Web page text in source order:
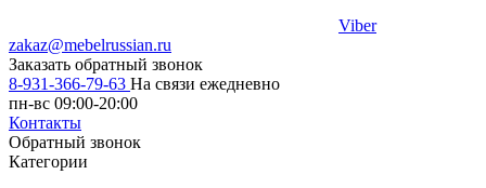
Viber
zakaz@mebelrussian.ru
Заказать обратный звонок
8-931-366-79-63 На связи ежедневно
пн-вс 09:00-20:00
Контакты
Обратный звонок
Категории